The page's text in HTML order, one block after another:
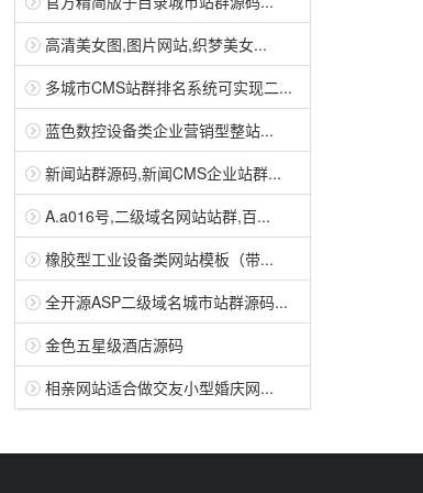
高清美女图,图片网站,织梦美女...
多城市CMS站群排名系统可实现二...
蓝色数控设备类企业营销型整站...
新闻站群源码,新闻CMS企业站群...
A.a016号,二级域名网站站群,百...
橡胶型工业设备类网站模板（带...
全开源ASP二级域名城市站群源码...
金色五星级酒店源码
相亲网站适合做交友小型婚庆网...